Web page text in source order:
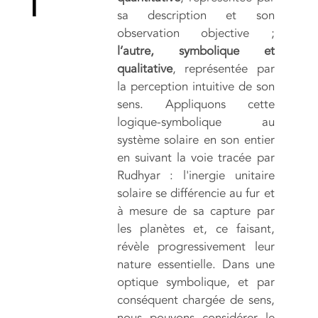
sa description et son
observation objective ;
l’autre, symbolique et
qualitative, représentée par
la perception intuitive de son
sens. Appliquons cette
logique-symbolique au
système solaire en son entier
en suivant la voie tracée par
Rudhyar : l'inergie unitaire
solaire se différencie au fur et
à mesure de sa capture par
les planètes et, ce faisant,
révèle progressivement leur
nature essentielle. Dans une
optique symbolique, et par
conséquent chargée de sens,